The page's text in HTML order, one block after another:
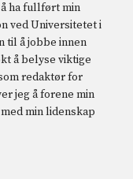
ha fullført min
ved Universitetet i
til å jobbe innen
å belyse viktige
redaktør for
jeg å forene min
min lidenskap